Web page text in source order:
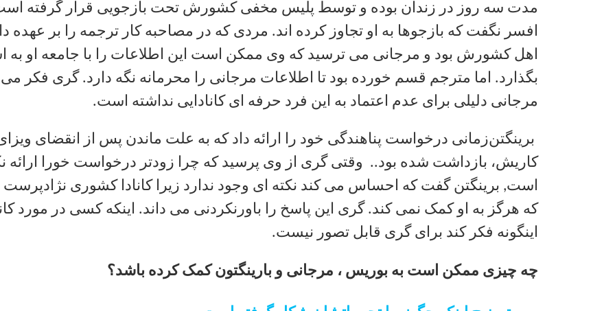
مدت سه روز در زندان بوده و توسط پلیس مخفی کشورش تحت بازجویی قرار گرفته
افسر نگفت كه بازجوها به او تجاوز كرده اند. مردی که در مصاحبه کار ترجمه را بر عهده
اهل کشورش بود و مرجانی می ترسید که وی ممکن است این اطلاعات را با جامعه او به
بگذارد. اما مترجم قسم خورده بود تا اطلاعات مرجانی را محرمانه نگه دارد. گری فکر می
مرجانی دلیلی برای عدم اعتماد به این فرد حرفه ای کانادایی نداشته است.
برینگتنزمانی درخواست پناهندگی خود را ارائه داد که به علت ماندن پس از انقضای
کاریش، بازداشت شده بود.. وقتی گری از وی پرسید که چرا زودتر درخواست خورا ارائه
است, برینگتن گفت که احساس می کند نکته ای وجود ندارد زیرا کانادا کشوری
که هرگز به او کمک نمی کند. گری این پاسخ را باورنکردنی می داند. اینکه کسی در مورد
اینگونه فکر کند برای گری قابل تصور نیست.
چه چیزی ممکن است به بوریس ، مرجانی و بارینگتون کمک کرده باشد؟